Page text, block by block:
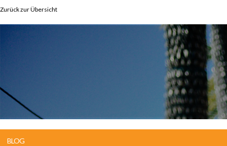
Zurück zur Übersicht
BLOG